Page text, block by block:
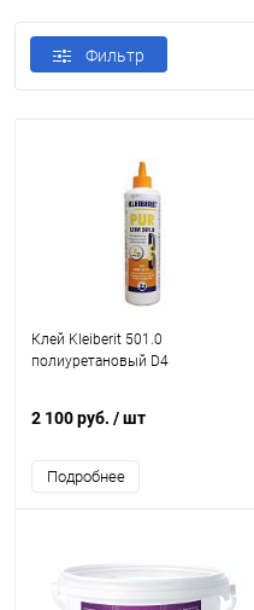
Фильтр
Клей Kleiberit 501.0
полиуретановый D4
2 100 руб. / шт
Подробнее